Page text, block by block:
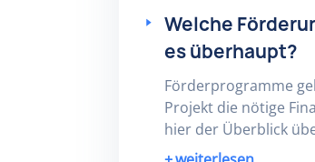
Welche
es überhaupt?
Förderprogramme
Projekt die nötige
hier der Überblick